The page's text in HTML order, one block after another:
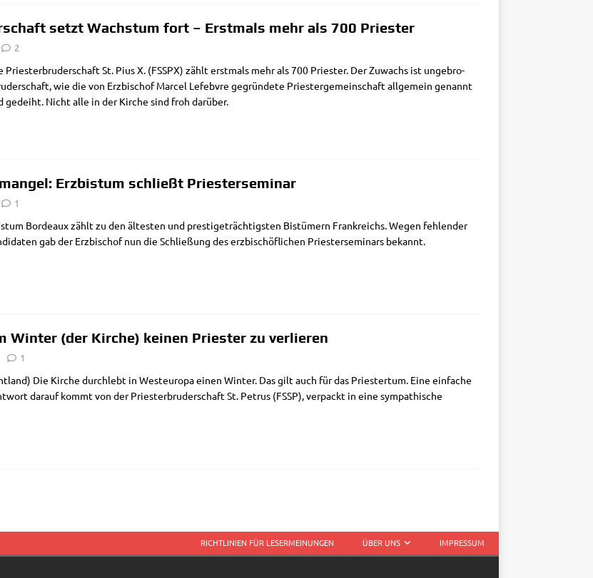
setzt Wachstum fort – Erstmals mehr als 700 Priester
2
Prie­ster­bru­der­schaft St. Pius X. (FSSPX) zählt erst­mals mehr als 700 Prie­ster. Der Zuwachs ist unge­bro­
wie die von Erz­bi­schof Mar­cel Lefeb­v­re gegrün­de­te Prie­ster­ge­mein­schaft all­ge­mein genannt
gedeiht. Nicht alle in der Kir­che sind froh darüber.
Erzbistum schließt Priesterseminar
1
Bor­deaux zählt zu den älte­sten und pre­sti­ge­träch­tig­sten Bis­tü­mern Frank­reichs. Wegen feh­len­der
gab der Erz­bi­schof nun die Schlie­ßung des erz­bi­schöf­li­chen Prie­ster­se­mi­nars bekannt.
Winter (der Kirche) keinen Priester zu verlieren
1
Die Kir­che durch­lebt in West­eu­ro­pa einen Win­ter. Das gilt auch für das Prie­ster­tum. Eine ein­fa­che
dar­auf kommt von der Prie­ster­bru­der­schaft St. Petrus (FSSP), ver­packt in eine sym­pa­thi­sche
RICHTLINIEN FÜR LESERMEINUNGEN ÜBER UNS IMPRESSUM